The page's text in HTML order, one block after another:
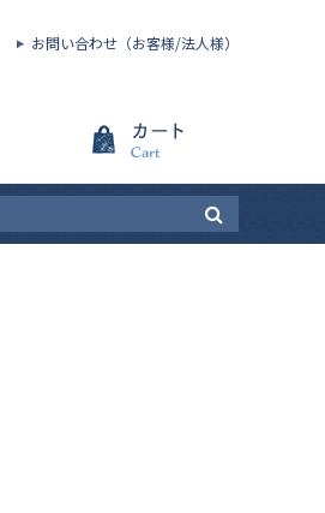
お問い合わせ（お客様/法人様）